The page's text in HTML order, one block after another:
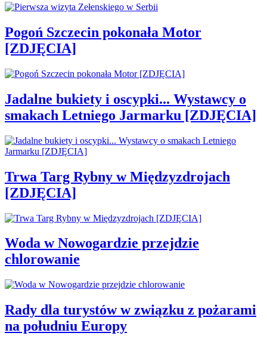
Pogoń Szczecin pokonała Motor
[ZDJĘCIA]
Jadalne bukiety i oscypki... Wystawcy o
smakach Letniego Jarmarku [ZDJĘCIA]
Trwa Targ Rybny w Międzyzdrojach
[ZDJĘCIA]
Woda w Nowogardzie przejdzie
chlorowanie
Rady dla turystów w związku z pożarami
na południu Europy